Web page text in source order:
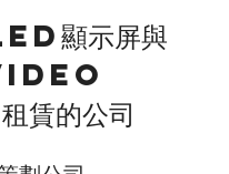
顯示屏與
的公司